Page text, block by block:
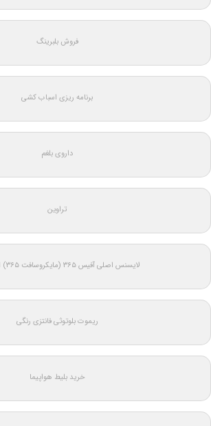
فروش بلبرینگ
برنامه ریزی اسباب کشی
داروی بلغم
تراوین
لایسنس اصلی آفیس ۳۶۵ (مایکروسافت ۳۶۵) اورجینال
ریموت بلوتوثی فانتزی رنگی
خرید بلیط هواپیما